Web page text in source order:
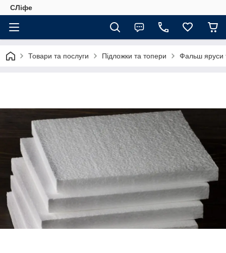
СЛіфе
Товари та послуги Підложки та топери Фальш яруси